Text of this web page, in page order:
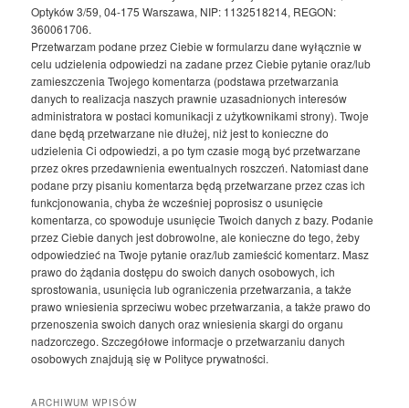
Optyków 3/59, 04-175 Warszawa, NIP: 1132518214, REGON:
360061706.
Przetwarzam podane przez Ciebie w formularzu dane wyłącznie w
celu udzielenia odpowiedzi na zadane przez Ciebie pytanie oraz/lub
zamieszczenia Twojego komentarza (podstawa przetwarzania
danych to realizacja naszych prawnie uzasadnionych interesów
administratora w postaci komunikacji z użytkownikami strony). Twoje
dane będą przetwarzane nie dłużej, niż jest to konieczne do
udzielenia Ci odpowiedzi, a po tym czasie mogą być przetwarzane
przez okres przedawnienia ewentualnych roszczeń. Natomiast dane
podane przy pisaniu komentarza będą przetwarzane przez czas ich
funkcjonowania, chyba że wcześniej poprosisz o usunięcie
komentarza, co spowoduje usunięcie Twoich danych z bazy. Podanie
przez Ciebie danych jest dobrowolne, ale konieczne do tego, żeby
odpowiedzieć na Twoje pytanie oraz/lub zamieścić komentarz. Masz
prawo do żądania dostępu do swoich danych osobowych, ich
sprostowania, usunięcia lub ograniczenia przetwarzania, a także
prawo wniesienia sprzeciwu wobec przetwarzania, a także prawo do
przenoszenia swoich danych oraz wniesienia skargi do organu
nadzorczego. Szczegółowe informacje o przetwarzaniu danych
osobowych znajdują się w Polityce prywatności.
ARCHIWUM WPISÓW